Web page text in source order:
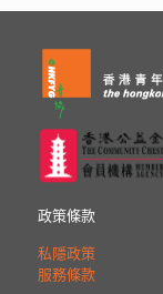
政策條款
私隱政策
服務條款